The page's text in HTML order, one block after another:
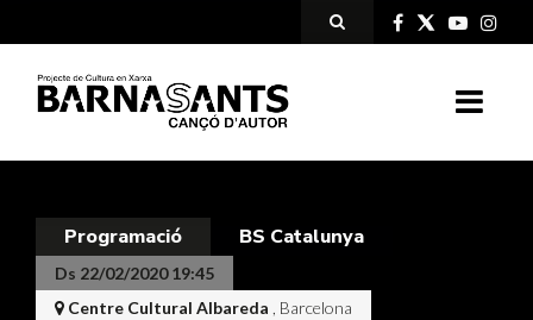
Programació BS Catalunya
Ds 22/02/2020 19:45
Centre Cultural Albareda
, Barcelona